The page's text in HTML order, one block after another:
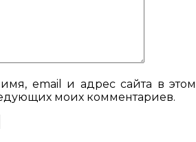
email и адрес сайта в этом
моих комментариев.